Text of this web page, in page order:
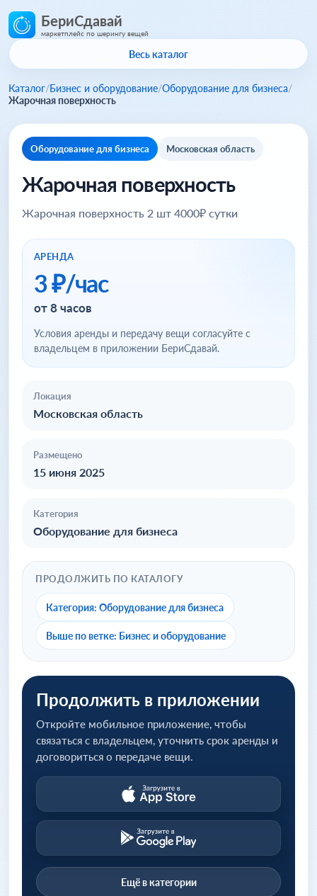
БериСдавай
маркетплейс по шерингу вещей
Весь каталог
Каталог/Бизнес и оборудование/Оборудование для бизнеса/
Жарочная поверхность
Оборудование для бизнеса Московская область
Жарочная поверхность
Жарочная поверхность 2 шт 4000₽ сутки
АРЕНДА
3 ₽/час
от 8 часов
Условия аренды и передачу вещи согласуйте с
владельцем в приложении БериСдавай.
Локация
Московская область
Размещено
15 июня 2025
Категория
Оборудование для бизнеса
ПРОДОЛЖИТЬ ПО КАТАЛОГУ
Категория: Оборудование для бизнеса
Выше по ветке: Бизнес и оборудование
Продолжить в приложении
Откройте мобильное приложение, чтобы
связаться с владельцем, уточнить срок аренды и
договориться о передаче вещи.
Ещё в категории